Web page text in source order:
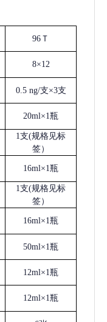
96Ｔ
8×12
0.5 ng/支×3支
20ml×1瓶
1支(规格见标
签）
16ml×1瓶
1支(规格见标
签）
16ml×1瓶
50ml×1瓶
12ml×1瓶
12ml×1瓶